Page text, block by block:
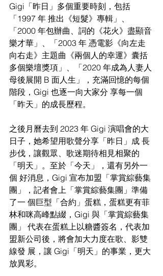
Gigi「昨日」多個重要時刻，包括
「1997 年 推出《短髮》專輯」、
「2000 年包辦曲、詞的《花火》盡顯音
樂才華」、「2003 年 憑電影《向左走
向右走》主題曲《兩個人的幸運》囊括
多個樂壇獎項」、「2020 年成為人妻人
母後展開 B 面人生」，充滿回憶的每個
階段，Gigi 也逐一向大家分 享每一個
「昨天」的成長歷程。
之後月曆去到 2023 年 Gigi 演唱會的大
日子，她希望用歌聲分享「昨日」成 長
步伐，讓觀眾、歌迷期待相見相聚的
「明天」。至於「今天」，還有另外一
個 好消息，Gigi 宣布加盟「掌賞綜藝集
團」，記者會上「掌賞綜藝集團」準備
了一 個巨型「合約」蛋糕，蛋糕更有菲
林和咪高峰點綴，Gigi 與「掌賞綜藝集
團」 代表在蛋糕上以糖醬簽名，代表加
盟新公司後，將會加大力度在歌、影雙
線發 展，讓 Gigi「明天」的事業，更大
放異彩。